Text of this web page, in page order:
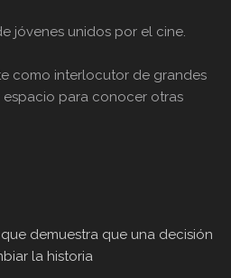
jóvenes unidos por el cine.
como interlocutor de grandes
espacio para conocer otras
demuestra que una decisión
la historia